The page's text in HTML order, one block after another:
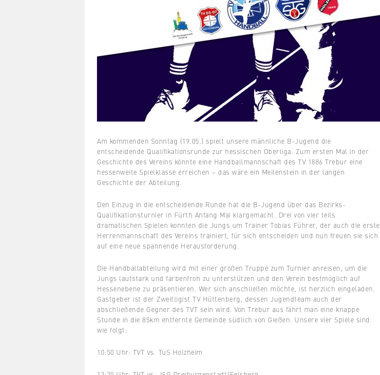
Am kommenden Sonntag (19.05.) spielt unsere männliche B-Jugend die
entscheidende Qualifikationsrunde zur hessischen Oberliga. Zum ersten Mal in der
Geschichte des Vereins könnte eine Handballmannschaft des TV 1886 Trebur eine
hessenweite Spielklasse erreichen – das wäre ein Meilenstein in der langen
Geschichte der Abteilung.
Den Einzug in die entscheidende Runde hat die B-Jugend über das Bezirks-
Qualifikationsturnier in Fürth Anfang Mai klargemacht. Drei von vier teils
dramatischen Spielen konnten die Jungs um Trainer Tobias Führer, der auch die erste
Herrenmannschaft des Vereins trainiert, für sich entscheiden und nun freuen sie sich
auf eine neue spannende Herausforderung.
Die Handballabteilung wird mit einer großen Truppe zum Turnier anreisen, um die
Jungs lautstark und farbenfroh zu unterstützen und den Verein bestmöglich auf
Hessenebene zu präsentieren. Wer sich anschließen möchte, ist herzlich eingeladen.
Gastgeber ist der Zweitligist TV Hüttenberg, dessen Jugendteam auch der
abschließende Gegner des TVT sein wird. Von Trebur aus fährt man eine knappe
Stunde in die 85km entfernte Gemeinde südlich von Gießen. Unsere vier Spiele sind
wie folgt:
10:50 Uhr: TVT vs. TuS Holzheim